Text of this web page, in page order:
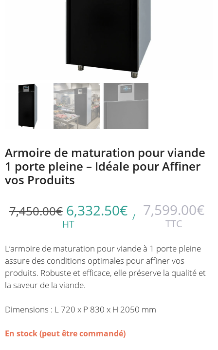
Armoire de maturation pour viande
1 porte pleine – Idéale pour Affiner
vos Produits
7,450.00€ 6,332.50€
HT
/ 7,599.00€
TTC
L’armoire de maturation pour viande à 1 porte pleine
assure des conditions optimales pour affiner vos
produits. Robuste et efficace, elle préserve la qualité et
la saveur de la viande.
Dimensions : L 720 x P 830 x H 2050 mm
En stock (peut être commandé)